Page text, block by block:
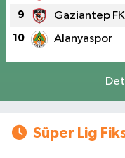
9 Gaziantep FK
10 Alanyaspor
Süper Lig